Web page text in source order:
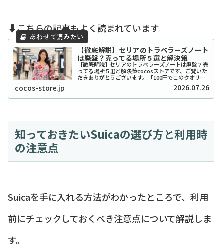
⬇️こちらの記事もよく読まれています
【徹底解説】セリアのトラベラーズノート
は廃盤？売ってる場所５選と解決策
【徹底解説】セリアのトラベラーズノートは廃盤？売
ってる場所５選と解決策cocosストアです、ご覧いた
だきありがとうございます。「100円でこのクオリテ
ィ！？」とSNSで爆発的な人気を博したセリアのトラ
ベラーズノート風リフィルやカバーですが、...
cocos-store.jp 2026.07.26
知っておきたいSuicaの選び方と利用時
の注意点
Suicaを手に入れる方法がわかったところで、利用
前にチェックしておくべき注意点について解説しま
す。